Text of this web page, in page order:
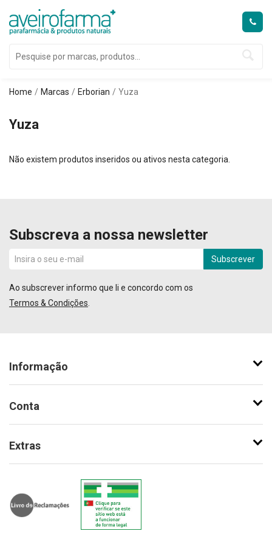
Home Marcas Erborian Yuza
Yuza
Não existem produtos inseridos ou ativos nesta categoria.
Subscreva a nossa newsletter
Subscrever
Ao subscrever informo que li e concordo com os
Termos & Condições
Informação
Conta
Extras